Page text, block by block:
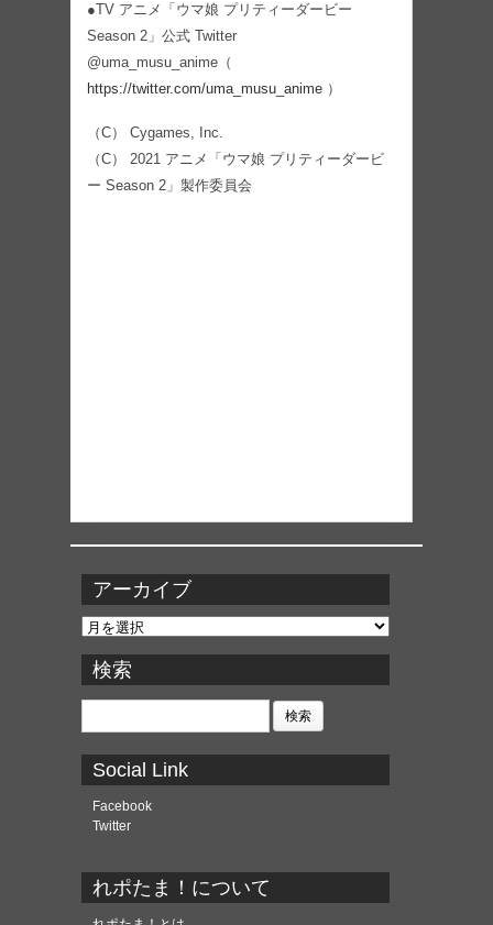
●TV アニメ「ウマ娘 プリティーダービー
Season 2」公式 Twitter
@uma_musu_anime（
https://twitter.com/uma_musu_anime ）
（C） Cygames, Inc.
（C） 2021 アニメ「ウマ娘 プリティーダービ
ー Season 2」製作委員会
アーカイブ
ア
カ
イ
ブ
検索
検
Social Link
Facebook
Twitter
れポたま！について